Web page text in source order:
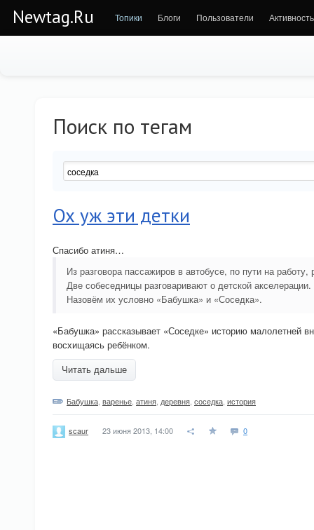
Newtag.Ru Топики Блоги Пользователи Активность
Поиск по тегам
Ох уж эти детки
Спасибо атиня…
Из разговора пассажиров в автобусе, по пути на работу,
Две собеседницы разговаривают о детской акселерации.
Назовём их условно «Бабушка» и «Соседка».
«Бабушка» рассказывает «Соседке» историю малолетней
восхищаясь ребёнком.
Читать дальше
Бабушка варенье атиня деревня соседка история
scaur 23 июня 2013, 14:00 0